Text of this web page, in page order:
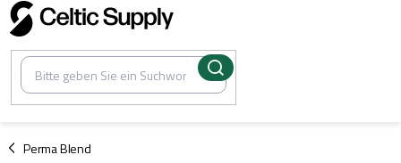
Zum
Inhalt
springen
Perma Blend
/